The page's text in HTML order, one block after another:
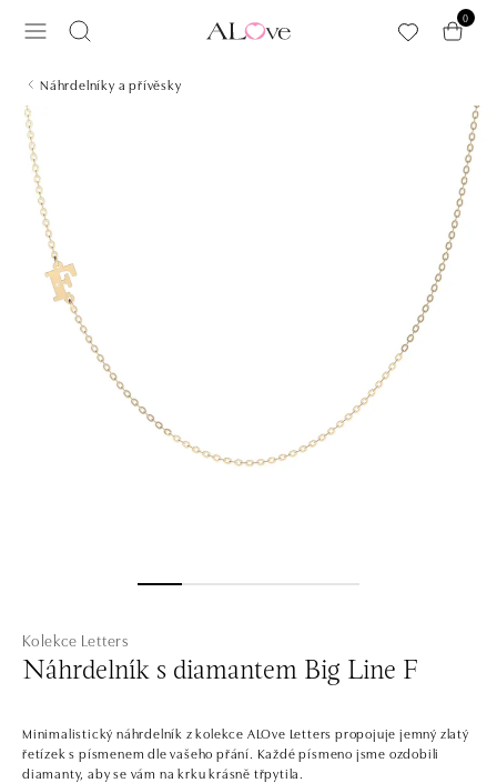
0
Náhrdelníky a přívěsky
Kolekce Letters
Náhrdelník s diamantem Big Line F
Minimalistický náhrdelník z kolekce ALOve Letters propojuje jemný zlatý
řetízek s písmenem dle vašeho přání. Každé písmeno jsme ozdobili
diamanty, aby se vám na krku krásně třpytila.